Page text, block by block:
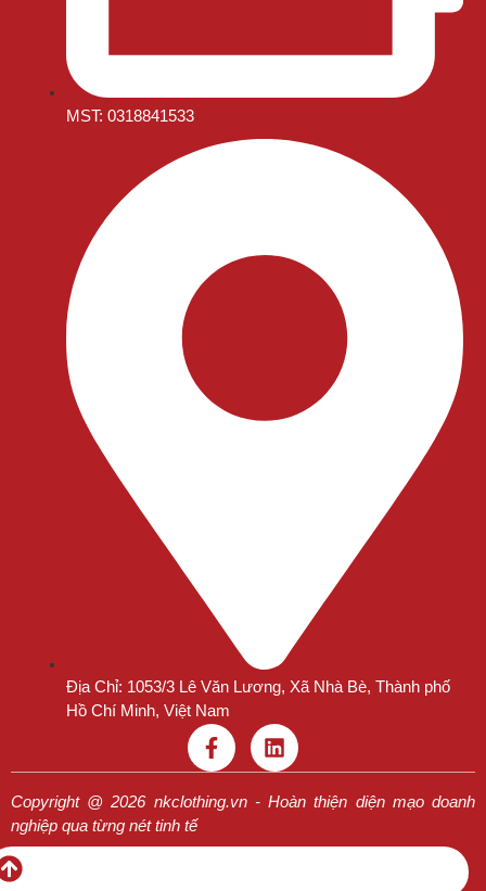
MST: 0318841533
Địa Chỉ: 1053/3 Lê Văn Lương, Xã Nhà Bè, Thành phố
Hồ Chí Minh, Việt Nam
Copyright @ 2026 nkclothing.vn - Hoàn thiện diện mạo doanh
nghiệp qua từng nét tinh tế
Chính Sách Mua Hàng